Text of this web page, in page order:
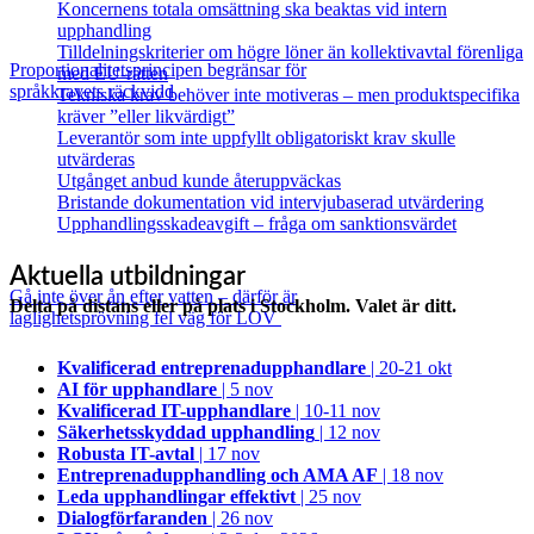
Proportionalitetsprincipen begränsar för
språkkravets räckvidd
Gå inte över ån efter vatten – därför är
laglighetsprövning fel väg för LOV
Koncernens totala omsättning ska beaktas vid intern
upphandling
Tilldelningskriterier om högre löner än kollektivavtal förenliga
med EU‑rätten
Tekniska krav behöver inte motiveras – men produktspecifika
kräver ”eller likvärdigt”
Leverantör som inte uppfyllt obligatoriskt krav skulle
utvärderas
Utgånget anbud kunde återuppväckas
Bristande dokumentation vid intervjubaserad utvärdering
Upphandlingsskadeavgift – fråga om sanktionsvärdet
Aktuella utbildningar
Delta på distans eller på plats i Stockholm. Valet är ditt.
Kvalificerad entreprenad­upphandlare | 20-21 okt
AI för upphandlare | 5 nov
Kvalificerad IT-upphandlare | 10-11 nov
Säkerhetsskyddad upphandling | 12 nov
Robusta IT-avtal | 17 nov
Entreprenadupphandling och AMA AF | 18 nov
Leda upphandlingar effektivt | 25 nov
Dialogförfaranden | 26 nov